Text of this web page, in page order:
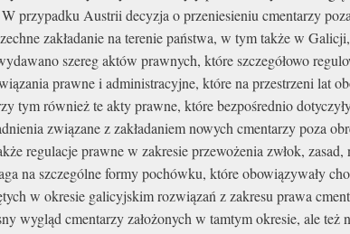
Austrii decyzja o przeniesieniu cmentarzy
zakładanie na terenie państwa, w tym także w
szereg aktów prawnych, które szczegółowo
prawne i administracyjne, które na przestrzeni lat
tym również te akty prawne, które bezpośrednio
związane z zakładaniem nowych cmentarzy poza
regulacje prawne w zakresie przewożenia zwłok,
na szczególne formy pochówku, które obowiązywały
w okresie galicyjskim rozwiązań z zakresu prawa
wygląd cmentarzy założonych w tamtym okresie, ale też